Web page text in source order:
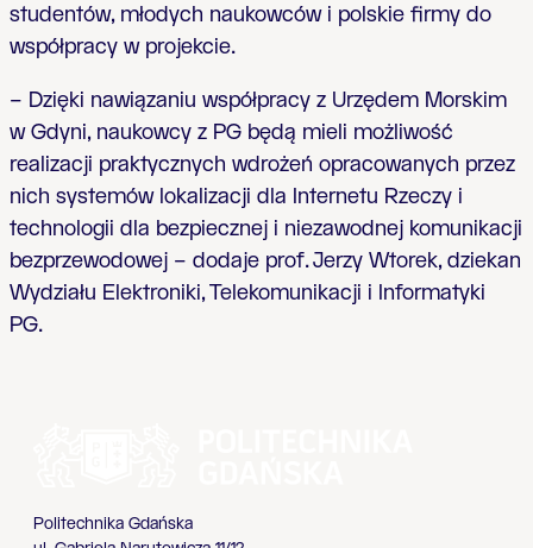
studentów, młodych naukowców i polskie firmy do
współpracy w projekcie.
– Dzięki nawiązaniu współpracy z Urzędem Morskim
w Gdyni, naukowcy z PG będą mieli możliwość
realizacji praktycznych wdrożeń opracowanych przez
nich systemów lokalizacji dla Internetu Rzeczy i
technologii dla bezpiecznej i niezawodnej komunikacji
bezprzewodowej – dodaje prof. Jerzy Wtorek, dziekan
Wydziału Elektroniki, Telekomunikacji i Informatyki
PG.
Politechnika Gdańska